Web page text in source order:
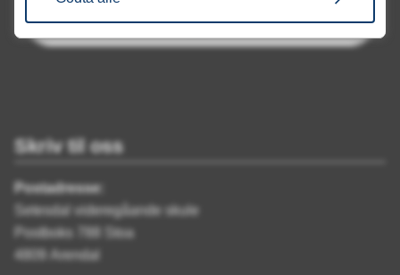
Skriv til oss
Postadresse:
Setesdal videregåande skule
Postboks 788 Stoa
4809 Arendal